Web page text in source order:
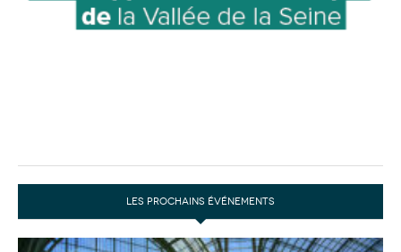
LES PROCHAINS ÉVÉNEMENTS